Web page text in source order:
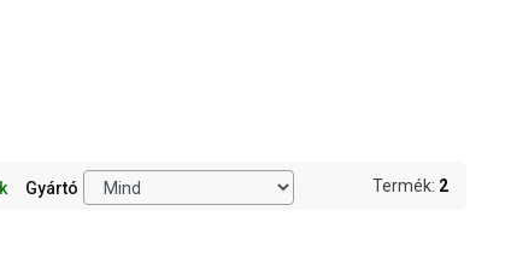
Gyártó Termék: 2